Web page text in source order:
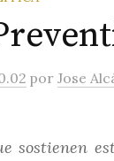
por Jose
sostienen